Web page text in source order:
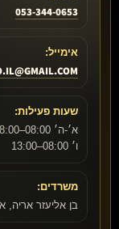
053-344-0653
אימייל:
שעות פעילות:
א׳-ה׳ 08:00–18:00
ו׳ 08:00–13:00
משרדים:
בן אליעזר אריה,